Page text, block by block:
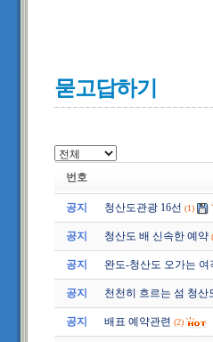
묻고답하기
번호
공지 청산도관광 16선 (1)
공지 청산도 배 신속한 예약
공지 완도-청산도 오가는
공지 천천히 흐르는 섬 청산
공지 배표 예약관련 (2)